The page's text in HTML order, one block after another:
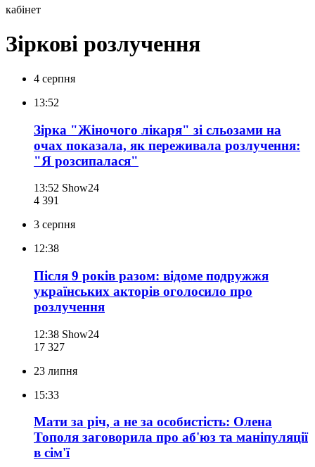
кабінет
Зіркові розлучення
4 серпня
13:52
Зірка "Жіночого лікаря" зі сльозами на
очах показала, як переживала розлучення:
"Я розсипалася"
13:52 Show24
4 391
3 серпня
12:38
Після 9 років разом: відоме подружжя
українських акторів оголосило про
розлучення
12:38 Show24
17 327
23 липня
15:33
Мати за річ, а не за особистість: Олена
Тополя заговорила про аб'юз та маніпуляції
в сім'ї